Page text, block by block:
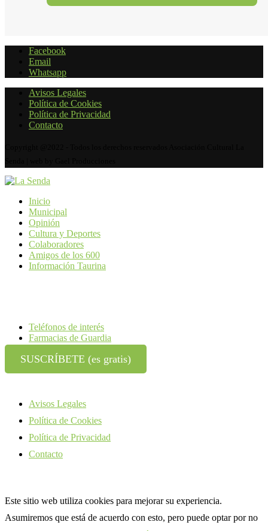
Facebook
Email
Whatsapp
Avisos Legales
Política de Cookies
Política de Privacidad
Contacto
Inicio
Municipal
Opinión
Cultura y Deportes
Colaboradores
Amigos de los 600
Información Taurina
Teléfonos de interés
Farmacias de Guardia
SUSCRÍBETE (es gratis)
Avisos Legales
Política de Cookies
Política de Privacidad
Contacto
Este sitio web utiliza cookies para mejorar su experiencia.
Asumiremos que está de acuerdo con esto, pero puede optar por no